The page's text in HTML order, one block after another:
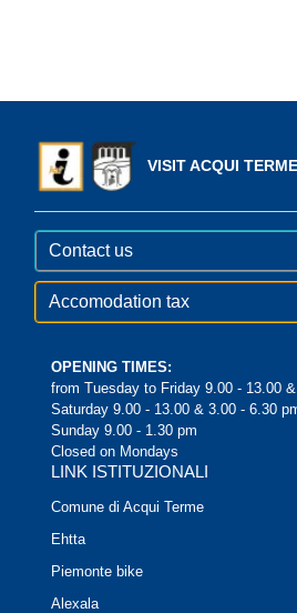
VISIT ACQUI TERME
Contact us
Accomodation tax
OPENING TIMES:
from Tuesday to Friday 9.00 - 13.00
Saturday 9.00 - 13.00 & 3.00 - 6.30
Sunday 9.00 - 1.30 pm
Closed on Mondays
LINK ISTITUZIONALI
Comune di Acqui Terme
Ehtta
Piemonte bike
Alexala